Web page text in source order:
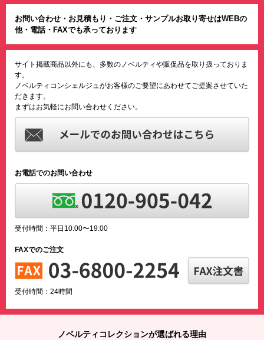
お問い合わせ・お見積もり・ご注文・サンプルお取り寄せはWEBの
他・電話・FAXでも承っております
サイト掲載商品以外にも、多数のノベルティや販促品を取り扱っておりま
す。
ノベルティコンシェルジュがお客様のご要望にあわせてご提案させていた
だきます。
まずはお気軽にお問い合わせください。
お電話でのお問い合わせ
受付時間：平日10:00〜19:00
FAXでのご注文
受付時間：24時間
ノベルティコレクションが選ばれる理由